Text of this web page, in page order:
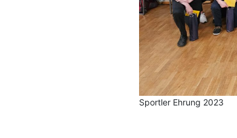
Sportler Ehrung 2023